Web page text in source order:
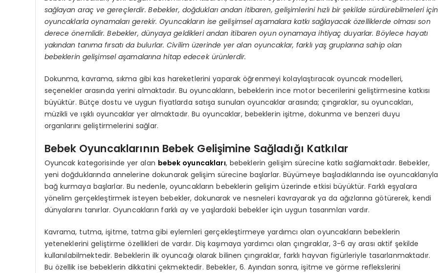
sağlayan araç ve gereçlerdir. Bebekler, doğdukları andan itibaren, gelişimlerini hızlı bir şekilde sürdürebilmeleri için
oyuncaklarla oynamaları gerekir. Oyuncakların ise gelişimsel aşamalara katkı sağlayacak özelliklerde olması son
derece önemlidir. Bebekler, dünyaya geldikleri andan itibaren oyun oynamaya ihtiyaç duyarlar. Böylece hayatı
yakından tanıma fırsatı da bulurlar. Civilim üzerinde yer alan oyuncaklar, farklı yaş gruplarına sahip olan
bebeklerin gelişimsel aşamalarına hitap edecek ürünlerdir.
Dokunma, kavrama, sıkma gibi kas hareketlerini yaparak öğrenmeyi kolaylaştıracak oyuncak modelleri,
seçenekler arasında yerini almaktadır. Bu oyuncakların, bebeklerin ince motor becerilerini geliştirmesine katkısı
büyüktür. Bütçe dostu ve uygun fiyatlarda satışa sunulan oyuncaklar arasında; çıngıraklar, su oyuncakları,
müzikli ve ışıklı oyuncaklar yer almaktadır. Bu oyuncaklar, bebeklerin işitme, dokunma ve benzeri duyu
organlarını geliştirmelerini sağlar.
Bebek Oyuncaklarının Bebek Gelişimine Sağladığı Katkılar
Oyuncak kategorisinde yer alan bebek oyuncakları, bebeklerin gelişim sürecine katkı sağlamaktadır. Bebekler,
yeni doğduklarında annelerine dokunarak gelişim sürecine başlarlar. Büyümeye başladıklarında ise oyuncaklarıyla
bağ kurmaya başlarlar. Bu nedenle, oyuncakların bebeklerin gelişim üzerinde etkisi büyüktür. Farklı eşyalara
yönelim gerçekleştirmek isteyen bebekler, dokunarak ve nesneleri kavrayarak ya da ağızlarına götürerek, kendi
dünyalarını tanırlar. Oyuncakların farklı ay ve yaşlardaki bebekler için uygun tasarımları vardır.
Kavrama, tutma, işitme, tatma gibi eylemleri gerçekleştirmeye yardımcı olan oyuncakların bebeklerin
yeteneklerini geliştirme özellikleri de vardır. Diş kaşımaya yardımcı olan çıngıraklar, 3-6 ay arası aktif şekilde
kullanılabilmektedir. Bebeklerin ilk oyuncağı olarak bilinen çıngıraklar, farklı hayvan figürleriyle tasarlanmaktadır.
Bu özellik ise bebeklerin dikkatini çekmektedir. Bebekler, 6. Ayından sonra, işitme ve görme reflekslerini